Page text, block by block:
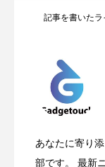
記事を書いたラ
あなたに寄り
部です。 最新
2026.05.04
2026.04.24
2026.04.23